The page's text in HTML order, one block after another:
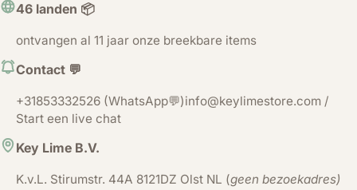
46 landen 📦
ontvangen al 11 jaar onze breekbare items
Contact 💬
+31853332526 (WhatsApp💬)info@keylimestore.com /
Start een live chat
Key Lime B.V.
K.v.L. Stirumstr. 44A 8121DZ Olst NL (geen bezoekadres)